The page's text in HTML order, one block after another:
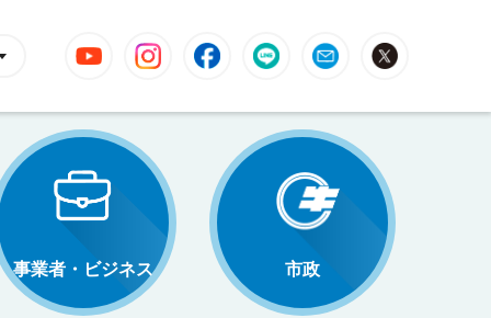
YouTube InstagramFacebookLINE Mail
事業者・ビジネス 市政